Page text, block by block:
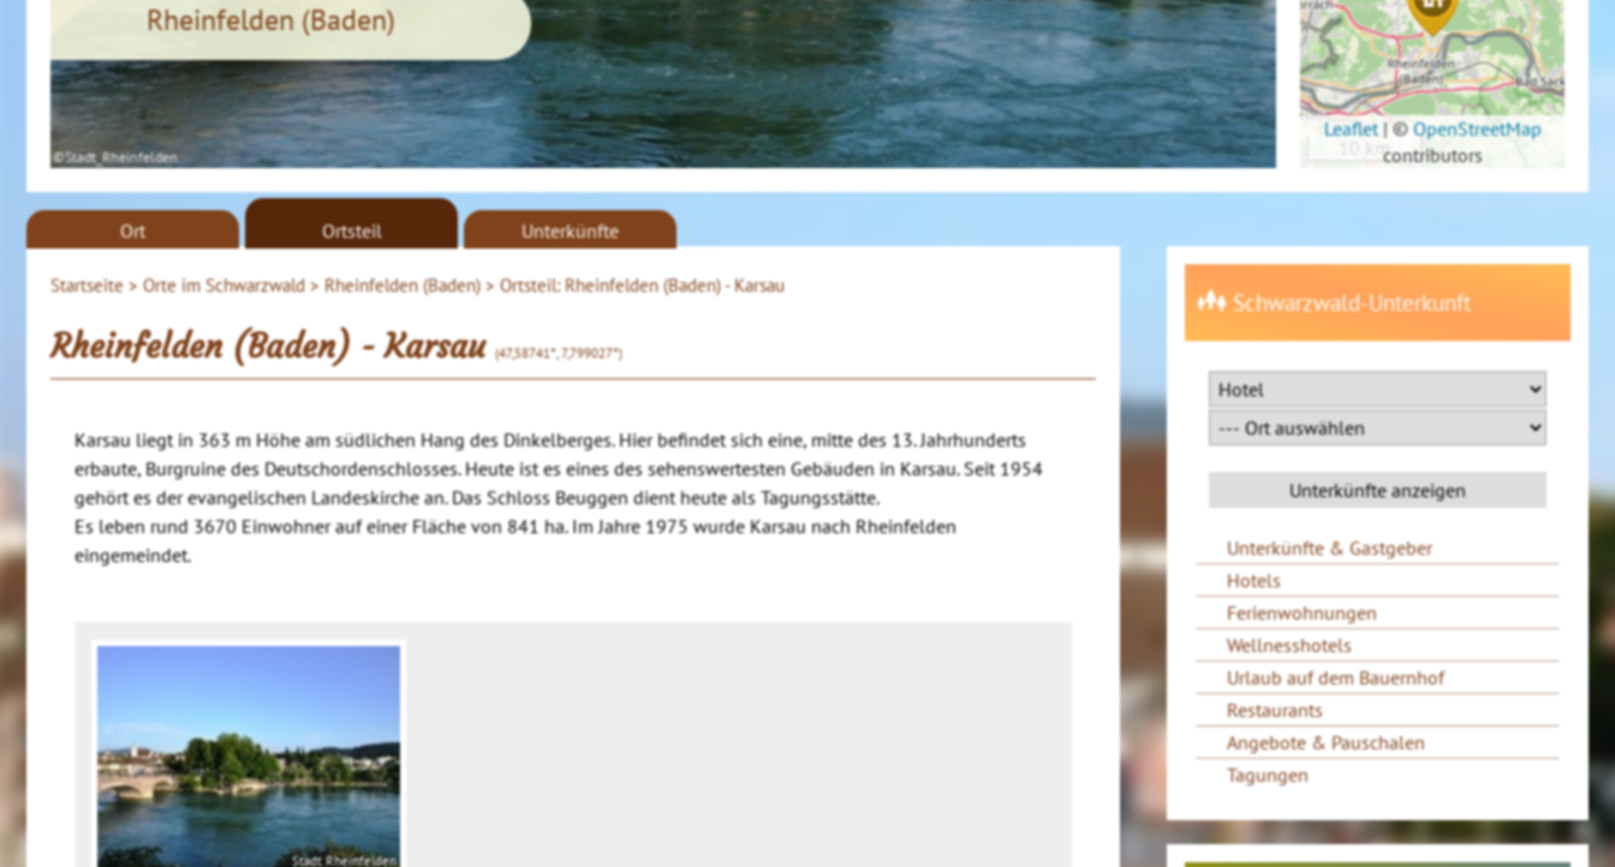
©Stadt_Rheinfelden
Rheinfelden (Baden)
10 km
Leaflet |©OpenStreetMap
contributors
Startseite > Orte im Schwarzwald > Rheinfelden (Baden) >Ortsteil: Rheinfelden (Baden) - Karsau
Ort Ortsteil Unterkünfte
Rheinfelden (Baden) - Karsau(47,58741°, 7,799027°)
Karsau liegt in 363 m Höhe am südlichen Hang des Dinkelberges. Hier befindet sich eine, mitte des 13. Jahrhunderts
erbaute, Burgruine des Deutschordenschlosses. Heute ist es eines des sehenswertesten Gebäuden in Karsau. Seit 1954
gehört es der evangelischen Landeskirche an. Das Schloss Beuggen dient heute als Tagungsstätte.
Es leben rund 3670 Einwohner auf einer Fläche von 841 ha. Im Jahre 1975 wurde Karsau nach Rheinfelden
eingemeindet.
Stadt Rheinfelden
Schwarzwald-Unterkunft
Unterkünfte & Gastgeber
Hotels
Ferienwohnungen
Wellnesshotels
Urlaub auf dem Bauernhof
Restaurants
Angebote & Pauschalen
Tagungen